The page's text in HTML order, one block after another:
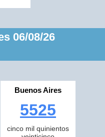
06/08/26
Buenos Aires
5525
cinco mil quinientos